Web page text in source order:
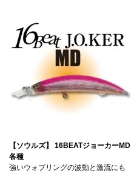
【ソウルズ】 16BEATジョーカーMD
各種
強いウォブリングの波動と激流にも